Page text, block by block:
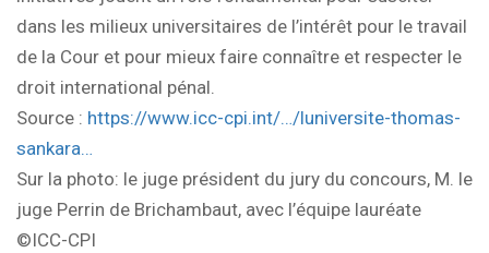
dans les milieux universitaires de l’intérêt pour le travail
de la Cour et pour mieux faire connaître et respecter le
droit international pénal.
Source : https://www.icc-cpi.int/…/luniversite-thomas-
sankara…
Sur la photo: le juge président du jury du concours, M. le
juge Perrin de Brichambaut, avec l’équipe lauréate
©ICC-CPI